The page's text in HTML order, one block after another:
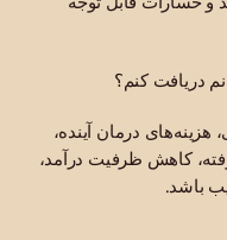
درمان آینده،
کاهش ظرفیت درآمد،
باشد.